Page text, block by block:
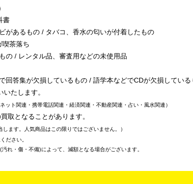
書
があるもの / タバコ、香水の匂いが付着したもの
喫茶落ち
の / レンタル品、審査用などの未使用品
回答集が欠損しているもの / 語学本などでCDが欠損してい
たします。
ット関連・携帯電話関連・経済関連・不動産関連・占い・風水関連
取となることがあります。
ます。人気商品はこの限りではございません。
ださい。
れ・傷・不備)によって、減額となる場合がございます。